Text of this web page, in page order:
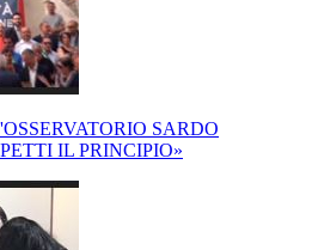
SARDO
IL PRINCIPIO»